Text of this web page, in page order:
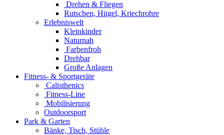
Drehen & Fliegen
Rutschen, Hügel, Kriechrohre
Erlebniswelt
Kleinkinder
Naturnah
Farbenfroh
Drehbar
Große Anlagen
Fitness- & Sportgeräte
Calisthenics
Fitness-Line
Mobilisierung
Outdoorsport
Park & Garten
Bänke, Tisch, Stühle